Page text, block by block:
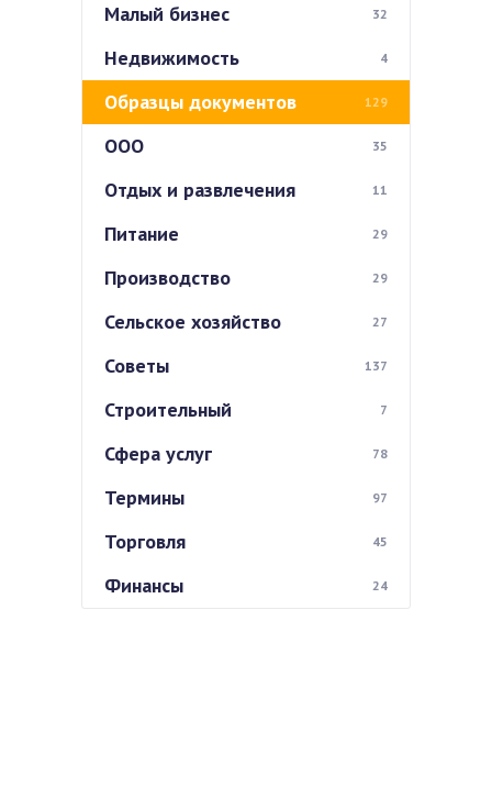
Малый бизнес 32
Недвижимость 4
Образцы документов 129
ООО 35
Отдых и развлечения 11
Питание 29
Производство 29
Сельское хозяйство 27
Советы 137
Строительный 7
Сфера услуг 78
Термины 97
Торговля 45
Финансы 24